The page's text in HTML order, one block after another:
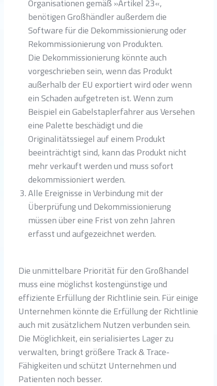
Organisationen gemäß »Artikel 23«,
benötigen Großhändler außerdem die
Software für die Dekommissionierung oder
Rekommissionierung von Produkten.
Die Dekommissionierung könnte auch
vorgeschrieben sein, wenn das Produkt
außerhalb der EU exportiert wird oder wenn
ein Schaden aufgetreten ist. Wenn zum
Beispiel ein Gabelstaplerfahrer aus Versehen
eine Palette beschädigt und die
Originalitätssiegel auf einem Produkt
beeinträchtigt sind, kann das Produkt nicht
mehr verkauft werden und muss sofort
dekommissioniert werden.
Alle Ereignisse in Verbindung mit der
Überprüfung und Dekommissionierung
müssen über eine Frist von zehn Jahren
erfasst und aufgezeichnet werden.
Die unmittelbare Priorität für den Großhandel
muss eine möglichst kostengünstige und
effiziente Erfüllung der Richtlinie sein. Für einige
Unternehmen könnte die Erfüllung der Richtlinie
auch mit zusätzlichem Nutzen verbunden sein.
Die Möglichkeit, ein serialisiertes Lager zu
verwalten, bringt größere Track & Trace-
Fähigkeiten und schützt Unternehmen und
Patienten noch besser.